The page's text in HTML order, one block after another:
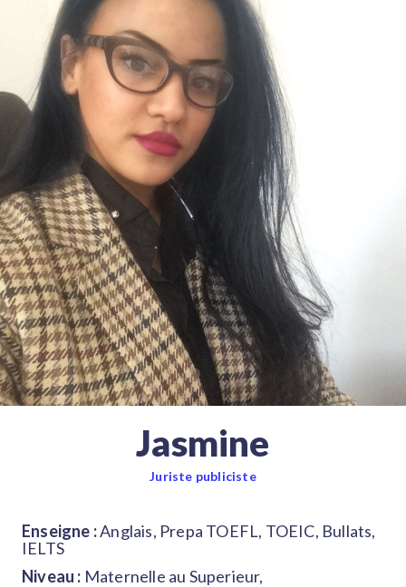
Jasmine
Juriste publiciste
Enseigne :Anglais, Prepa TOEFL, TOEIC, Bullats,
IELTS
Niveau : Maternelle au Superieur,